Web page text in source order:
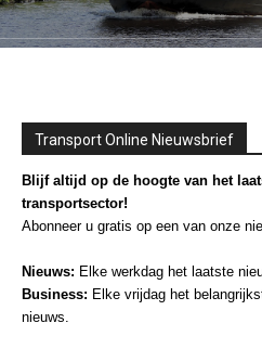
Transport Online Nieuwsbrief
Blijf altijd op de hoogte van het
transportsector!
Abonneer u gratis op een van onze
Nieuws: Elke werkdag het laatste
Business: Elke vrijdag het
nieuws.